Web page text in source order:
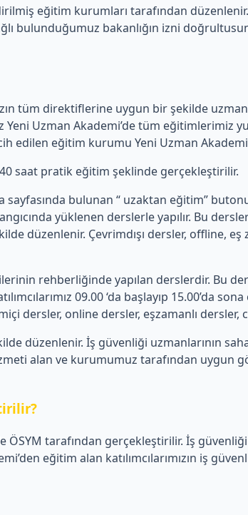
eğitim kurumları tarafından
bulunduğumuz bakanlığın izni
tüm direktiflerine uygun bir şekilde uzman
Uzman Akademi’de tüm eğitimlerimiz
eğitim kurumu Yeni Uzman
saat pratik eğitim şeklinde gerçekleştirilir.
bulunan “ uzaktan eğitim”
yüklenen derslerle yapılır. Bu
düzenlenir. Çevrimdışı dersler, offline,
rehberliğinde yapılan derslerdir. Bu
09.00 ‘da başlayıp 15.00’da
dersler, online dersler, eşzamanlı dersler,
düzenlenir. İş güvenliği uzmanlarının
alan ve kurumumuz tarafından uygun
ÖSYM tarafından gerçekleştirilir. İş güvenliği
eğitim alan katılımcılarımızın iş